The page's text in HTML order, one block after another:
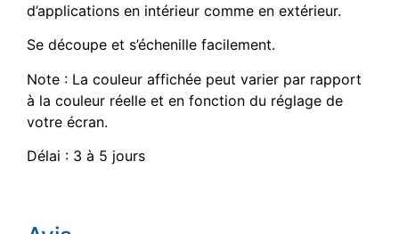
d’applications en intérieur comme en extérieur.
Se découpe et s’échenille facilement.
Note : La couleur affichée peut varier par rapport
à la couleur réelle et en fonction du réglage de
votre écran.
Délai : 3 à 5 jours